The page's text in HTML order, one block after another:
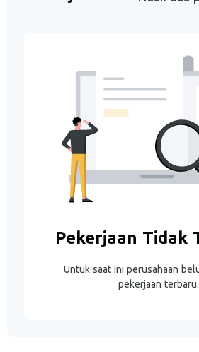
Pekerjaan Tidak
Untuk saat ini perusahaan
pekerjaan terbaru.